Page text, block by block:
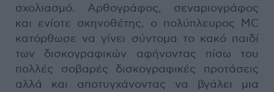
σχολιασμό. Αρθογράφος, σεναριογράφος
και ενίοτε σκηνοθέτης, ο πολύπλευρος MC
κατόρθωσε να γίνει σύντομα το κακό παιδί
των δισκογραφικών αφήνοντας πίσω του
πολλές σοβαρές δισκογραφικές προτάσεις
αλλά και αποτυγχάνοντας να βγάλει μια